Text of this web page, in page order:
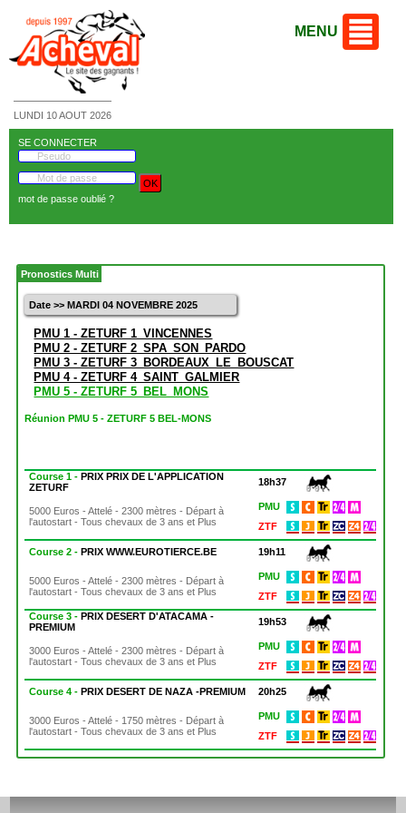
LUNDI 10 AOUT 2026
MENU
SE CONNECTER
mot de passe oublié ?
Pronostics Multi
Date >> MARDI 04 NOVEMBRE 2025
PMU 1 - ZETURF 1_VINCENNES
PMU 2 - ZETURF 2_SPA_SON_PARDO
PMU 3 - ZETURF 3_BORDEAUX_LE_BOUSCAT
PMU 4 - ZETURF 4_SAINT_GALMIER
PMU 5 - ZETURF 5_BEL_MONS
Réunion PMU 5 - ZETURF 5 BEL-MONS
Course 1 -PRIX PRIX DE L'APPLICATION
ZETURF
18h37
5000 Euros - Attelé - 2300 mètres - Départ à
l'autostart - Tous chevaux de 3 ans et Plus
PMU
ZTF
Course 2 -PRIX WWW.EUROTIERCE.BE 19h11
5000 Euros - Attelé - 2300 mètres - Départ à
l'autostart - Tous chevaux de 3 ans et Plus
PMU
ZTF
Course 3 -PRIX DESERT D'ATACAMA -
PREMIUM
19h53
3000 Euros - Attelé - 2300 mètres - Départ à
l'autostart - Tous chevaux de 3 ans et Plus
PMU
ZTF
Course 4 -PRIX DESERT DE NAZA -PREMIUM 20h25
3000 Euros - Attelé - 1750 mètres - Départ à
l'autostart - Tous chevaux de 3 ans et Plus
PMU
ZTF